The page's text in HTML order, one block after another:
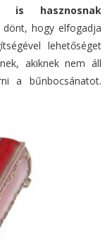
is hasznosnak
hogy elfogadja
lehetőséget
akiknek nem áll
a bűnbocsánatot.